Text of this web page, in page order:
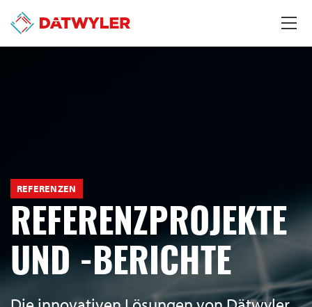
REFERENZEN
REFERENZPROJEKTE
UND -BERICHTE